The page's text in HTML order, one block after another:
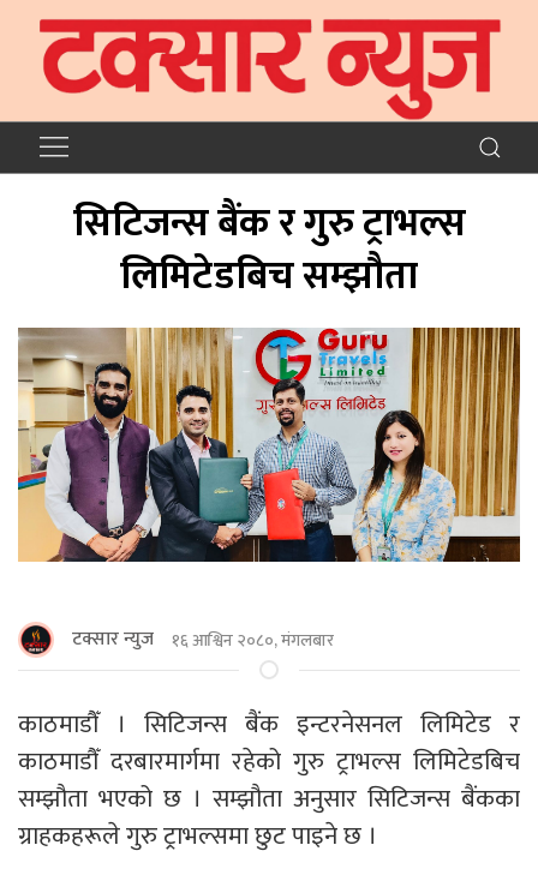
सिटिजन्स बैंक र गुरु ट्राभल्स
लिमिटेडबिच सम्झौता
टक्सार न्युज १६ आश्विन २०८०, मंगलबार
काठमाडौँ । सिटिजन्स बैंक इन्टरनेसनल लिमिटेड र
काठमाडौँ दरबारमार्गमा रहेको गुरु ट्राभल्स लिमिटेडबिच
सम्झौता भएको छ । सम्झौता अनुसार सिटिजन्स बैंकका
ग्राहकहरूले गुरु ट्राभल्समा छुट पाइने छ ।